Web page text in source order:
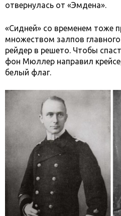
отвернулась от «Эмдена».
«Сидней» со временем тоже
множеством залпов
рейдер в решето. Чтобы
фон Мюллер направил
белый флаг.